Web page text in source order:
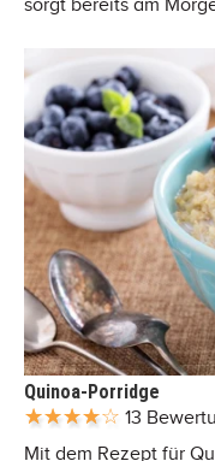
Quinoa-Porridge
13
Mit dem Rezept für